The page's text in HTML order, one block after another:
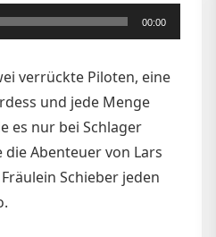
00:00
verrückte Piloten, eine
und jede Menge
es nur bei Schlager
die Abenteuer von Lars
Schieber jeden